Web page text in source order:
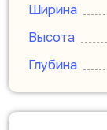
Ширина
Высота
Глубина